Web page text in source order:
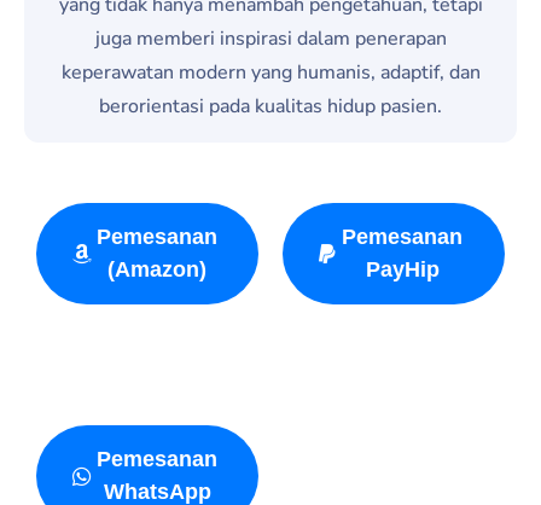
juga memberi inspirasi dalam penerapan
keperawatan modern yang humanis, adaptif, dan
berorientasi pada kualitas hidup pasien.
Pemesanan
(Amazon)
Pemesanan
PayHip
Pemesanan
WhatsApp